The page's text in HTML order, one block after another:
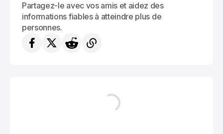
Partagez-le avec vos amis et aidez des
informations fiables à atteindre plus de
personnes.